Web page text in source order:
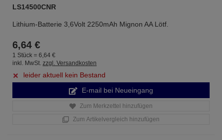
LS14500CNR
Lithium-Batterie 3,6Volt 2250mAh Mignon AA Lötf.
6,64 €
1 Stück = 6, 64 €
inkl. MwSt. zzgl. Versandkosten
leider aktuell kein Bestand
E-mail bei Neueingang
Zum Merkzettel hinzufügen
Zum Artikelvergleich hinzufügen